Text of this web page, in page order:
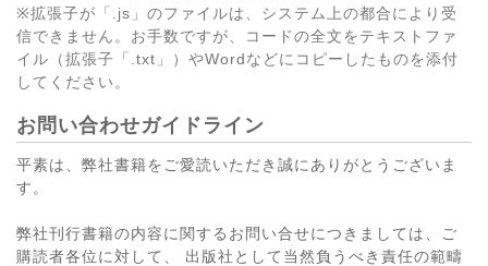
※拡張子が「.js」のファイルは、システム上の都合により受
信できません。お手数ですが、コードの全文をテキストファ
イル（拡張子「.txt」）やWordなどにコピーしたものを添付
してください。
お問い合わせガイドライン
平素は、弊社書籍をご愛読いただき誠にありがとうございま
す。
弊社刊行書籍の内容に関するお問い合せにつきましては、ご
購読者各位に対して、 出版社として当然負うべき責任の範疇